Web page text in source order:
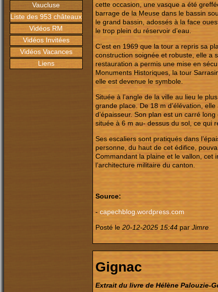
Vaucluse
Liste des 953 châteaux
Vidéos RM
Vidéos Invitées
Vidéos Vacances
Liens
cette occasion, une vasque a été
barrage de la Meuse dans le bassin
le grand bassin, adossés à la face
le trop plein du réservoir d’eau.
C’est en 1969 que la tour a repris sa
construction soignée et robuste, elle a
restauration a permis une mise en
Monuments Historiques, la tour
elle est devenue le symbole.
Située à l’angle de la ville au lieu le
grande place. De 18 m d’élévation,
d’épaisseur. Son plan est un carré
située à 6 m au- dessus du sol, ce qui
Ses escaliers sont pratiqués dans
personne, du haut de cet édifice,
Commandant la plaine et le vallon, cet
l’architecture militaire du canton.
Source:
- capechblog.wordpress.com
Posté le 20-12-2025 15:44 par Jimre
Gignac
Extrait du livre de Hélène Palouzie-